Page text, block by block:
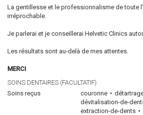
La gentillesse et le professionnalisme de toute
irréprochable.
Je parlerai et je conseillerai Helvetic Clinics
Les résultats sont au-delà de mes attentes.
MERCI
SOINS DENTAIRES (FACULTATIF)
Soins reçus
couronne
dévitalisation-de-
extraction-de-dents